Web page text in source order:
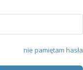
nie pamiętam hasła